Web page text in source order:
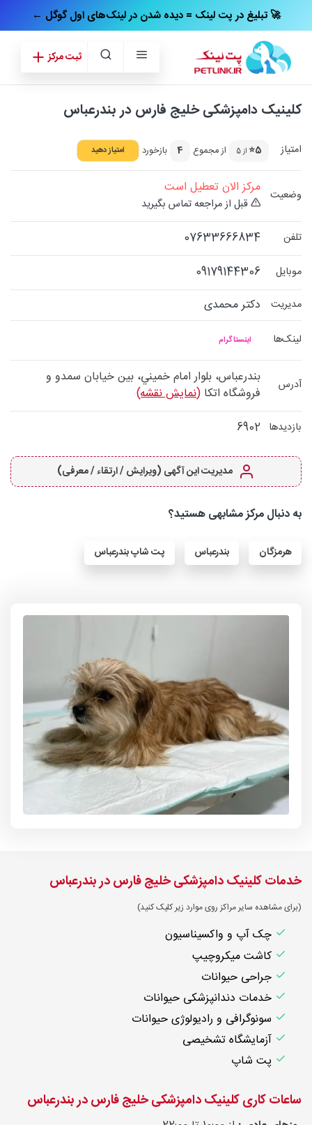
← تبلیغ در پت‌ لینک = دیده شدن در لینک‌های اول گوگل 🚀
ثبت مرکز
کلینیک دامپزشکی خلیج فارس در بندرعباس
امتیاز 5⭐ از 5 از مجموع 4 بازخورد امتیاز دهید
وضعیت مرکز الان تعطیل است
قبل از مراجعه تماس بگیرید
تلفن
07633666834
موبایل 09179144306
مدیریت دکتر محمدی
لینک‌ها اینستاگرام
آدرس
بندرعباس، بلوار امام خميني، بين خيابان سمدو و
فروشگاه اتكا (نمایش نقشه)
بازدیدها 6902
مدیریت این آگهی (ویرایش / ارتقاء / معرفی)
به دنبال مرکز مشابهی هستید؟
هرمزگان بندرعباس پت شاپ بندرعباس
خدمات کلینیک دامپزشکی خلیج فارس در بندرعباس
(برای مشاهده سایر مراکز روی موارد زیر کلیک کنید)
چک آپ و واکسیناسیون
کاشت میکروچیپ
جراحی حیوانات
خدمات دندانپزشکی حیوانات
سونوگرافی و رادیولوژی حیوانات
آزمایشگاه تشخیصی
پت شاپ
ساعات کاری کلینیک دامپزشکی خلیج فارس در بندرعباس